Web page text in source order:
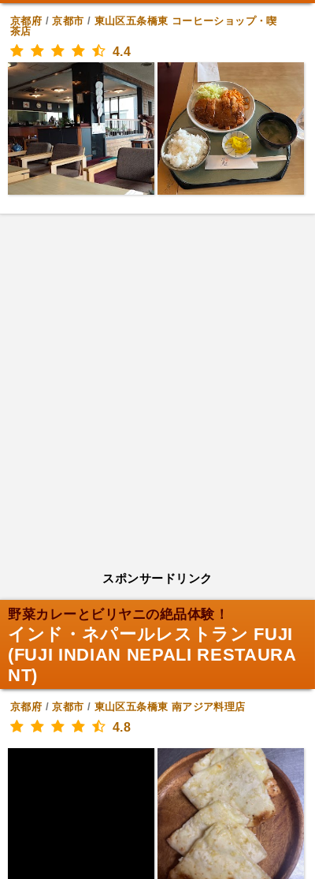
京都府 /京都市 / 東山区五条橋東 コーヒーショップ・喫
茶店
4.4
スポンサードリンク
野菜カレーとビリヤニの絶品体験！
インド・ネパールレストラン FUJI
(FUJI INDIAN NEPALI RESTAURA
NT)
京都府 /京都市 / 東山区五条橋東 南アジア料理店
4.8